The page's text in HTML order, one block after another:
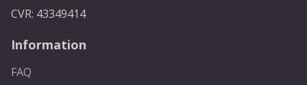
CVR: 43349414
Information
FAQ